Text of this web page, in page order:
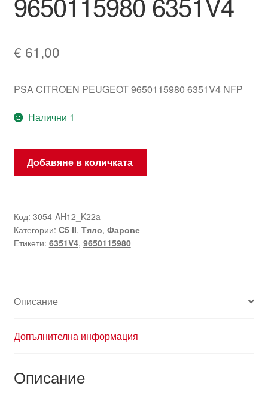
€ 61,00
PSA CITROEN PEUGEOT 9650115980 6351V4 NFP
Налични 1
количество
вътрешна
лампа
Citroën
9650115980
Добавяне в количката
Код: 3054-AH12_K22a
Категории: C5 II, Тяло, Фарове
Етикети: 6351V4, 9650115980
Описание
Допълнителна информация
Описание